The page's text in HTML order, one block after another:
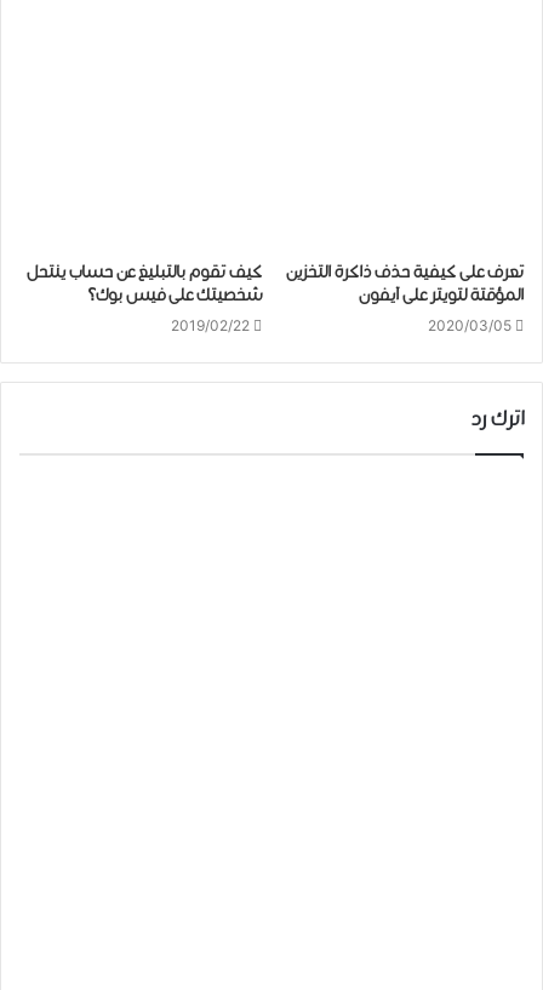
تعرف على كيفية ﺣﺬﻑ ﺫﺍﻛﺮﺓ ﺍﻟﺘﺨﺰﻳﻦ
ﺍﻟﻤﺆﻗﺘﺔ لتويتر على ﺁﻳﻔﻮﻥ
2020/03/05
كيف تقوم بالتبليغ عن حساب ينتحل
شخصيتك على فيس بوك؟
2019/02/22
اترك رد